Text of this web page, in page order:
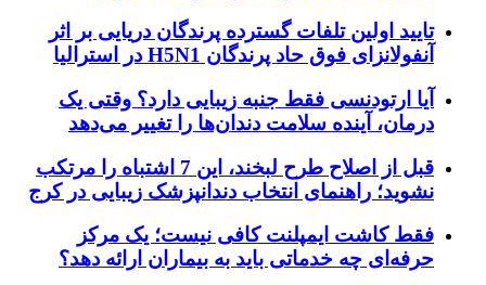
تایید اولین تلفات گسترده پرندگان دریایی بر اثر
آنفولانزای فوق حاد پرندگان H5N1 در استرالیا
آیا ارتودنسی فقط جنبه زیبایی دارد؟ وقتی یک
درمان، آینده سلامت دندان‌ها را تغییر می‌دهد
قبل از اصلاح طرح لبخند، این 7 اشتباه را مرتکب
نشوید؛ راهنمای انتخاب دندانپزشک زیبایی در کرج
فقط کاشت ایمپلنت کافی نیست؛ یک مرکز
حرفه‌ای چه خدماتی باید به بیماران ارائه دهد؟